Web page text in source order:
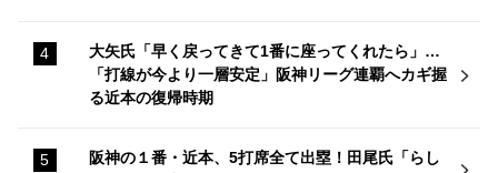
大矢氏「早く戻ってきて1番に座ってくれたら」…
「打線が今より一層安定」阪神リーグ連覇へカギ握
る近本の復帰時期
阪神の１番・近本、5打席全て出塁！田尾氏「らし